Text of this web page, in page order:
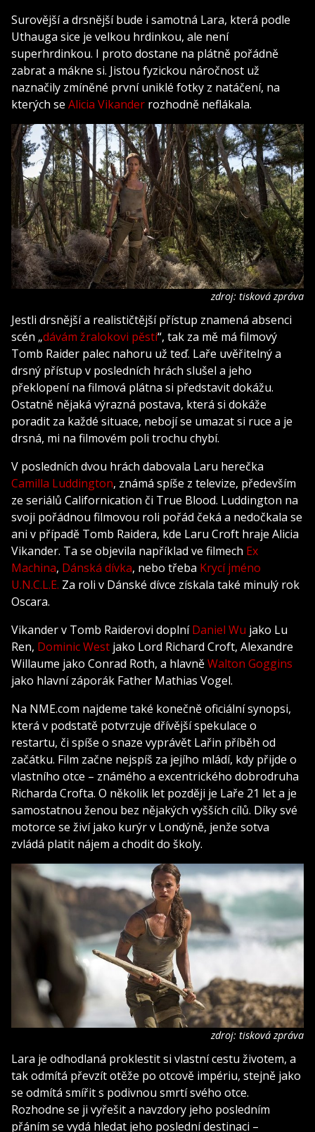
Surovější a drsnější bude i samotná Lara, která podle
Uthauga sice je velkou hrdinkou, ale není
superhrdinkou. I proto dostane na plátně pořádně
zabrat a mákne si. Jistou fyzickou náročnost už
naznačily zmíněné první uniklé fotky z natáčení, na
kterých se Alicia Vikander rozhodně neflákala.
zdroj: tisková zpráva
Jestli drsnější a realističtější přístup znamená absenci
scén „dávám žralokovi pěstí“, tak za mě má filmový
Tomb Raider palec nahoru už teď. Laře uvěřitelný a
drsný přístup v posledních hrách slušel a jeho
překlopení na filmová plátna si představit dokážu.
Ostatně nějaká výrazná postava, která si dokáže
poradit za každé situace, nebojí se umazat si ruce a je
drsná, mi na filmovém poli trochu chybí.
V posledních dvou hrách dabovala Laru herečka
Camilla Luddington, známá spíše z televize, především
ze seriálů Californication či True Blood. Luddington na
svoji pořádnou filmovou roli pořád čeká a nedočkala se
ani v případě Tomb Raidera, kde Laru Croft hraje Alicia
Vikander. Ta se objevila například ve filmech Ex
Machina, Dánská dívka, nebo třeba Krycí jméno
U.N.C.L.E. Za roli v Dánské dívce získala také minulý rok
Oscara.
Vikander v Tomb Raiderovi doplníDaniel Wu jako Lu
Ren, Dominic West jako Lord Richard Croft, Alexandre
Willaume jako Conrad Roth, a hlavněWalton Goggins
jako hlavní záporák Father Mathias Vogel.
Na NME.com najdeme také konečně oficiální synopsi,
která v podstatě potvrzuje dřívější spekulace o
restartu, či spíše o snaze vyprávět Lařin příběh od
začátku. Film začne nejspíš za jejího mládí, kdy přijde o
vlastního otce – známého a excentrického dobrodruha
Richarda Crofta. O několik let později je Laře 21 let a je
samostatnou ženou bez nějakých vyšších cílů. Díky své
motorce se živí jako kurýr v Londýně, jenže sotva
zvládá platit nájem a chodit do školy.
zdroj: tisková zpráva
Lara je odhodlaná proklestit si vlastní cestu životem, a
tak odmítá převzít otěže po otcově impériu, stejně jako
se odmítá smířit s podivnou smrtí svého otce.
Rozhodne se ji vyřešit a navzdory jeho posledním
přáním se vydá hledat jeho poslední destinaci –